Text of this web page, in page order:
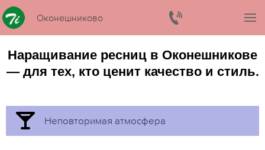
Оконешниково
Наращивание ресниц в Оконешникове
— для тех, кто ценит качество и стиль.
Неповторимая атмосфера